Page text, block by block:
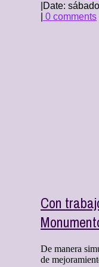
Date:
0 comments
Con
De manera
de